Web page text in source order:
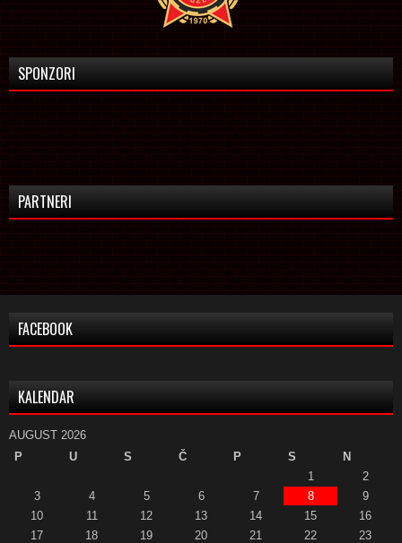
SPONZORI
PARTNERI
FACEBOOK
KALENDAR
AUGUST 2026
P
U S Č P S
N
1
2
3
4 5 6 7 8
9
10
11 12 13 14 15
16
17
18 19 20 21 22
23